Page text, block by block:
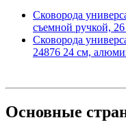
Сковорода
съемной ручкой,
Сковорода
24876 24 см,
Основные